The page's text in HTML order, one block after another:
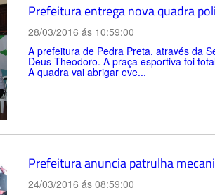
Prefeitura entrega nova quadra
28/03/2016 ás 10:59:00
A prefeitura de Pedra Preta, através da
Deus Theodoro. A praça esportiva foi
A quadra vai abrigar eve...
Prefeitura anuncia patrulha
24/03/2016 ás 08:59:00